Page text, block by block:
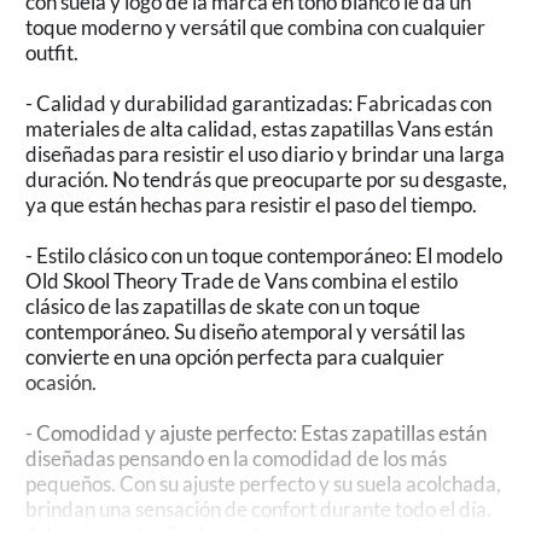
toque moderno y versátil que combina con cualquier
outfit.
- Calidad y durabilidad garantizadas: Fabricadas con
materiales de alta calidad, estas zapatillas Vans están
diseñadas para resistir el uso diario y brindar una larga
duración. No tendrás que preocuparte por su desgaste,
ya que están hechas para resistir el paso del tiempo.
- Estilo clásico con un toque contemporáneo: El modelo
Old Skool Theory Trade de Vans combina el estilo
clásico de las zapatillas de skate con un toque
contemporáneo. Su diseño atemporal y versátil las
convierte en una opción perfecta para cualquier
ocasión.
- Comodidad y ajuste perfecto: Estas zapatillas están
diseñadas pensando en la comodidad de los más
pequeños. Con su ajuste perfecto y su suela acolchada,
brindan una sensación de confort durante todo el día.